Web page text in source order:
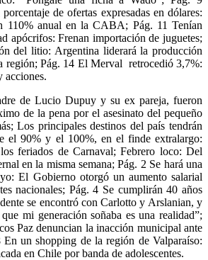
de ofertas expresadas en dólares:
110% anual en la CABA; Pág. 11 Tenían
apócrifos: Frenan importación de juguetes;
del litio: Argentina liderará la producción
región; Pág. 14 El Merval retrocedió 3,7%:
acciones.
de Lucio Dupuy y su ex pareja, fueron
de la pena por el asesinato del pequeño
Los principales destinos del país tendrán
el 90% y el 100%, en el finde extralargo:
feriados de Carnaval; Febrero loco: Del
en la misma semana; Pág. 2 Se hará una
El Gobierno otorgó un aumento salarial
nacionales; Pág. 4 Se cumplirán 40 años
se encontró con Carlotto y Arslanian, y
mi generación soñaba es una realidad”;
Paz denuncian la inacción municipal ante
un shopping de la región de Valparaíso:
en Chile por banda de adolescentes.